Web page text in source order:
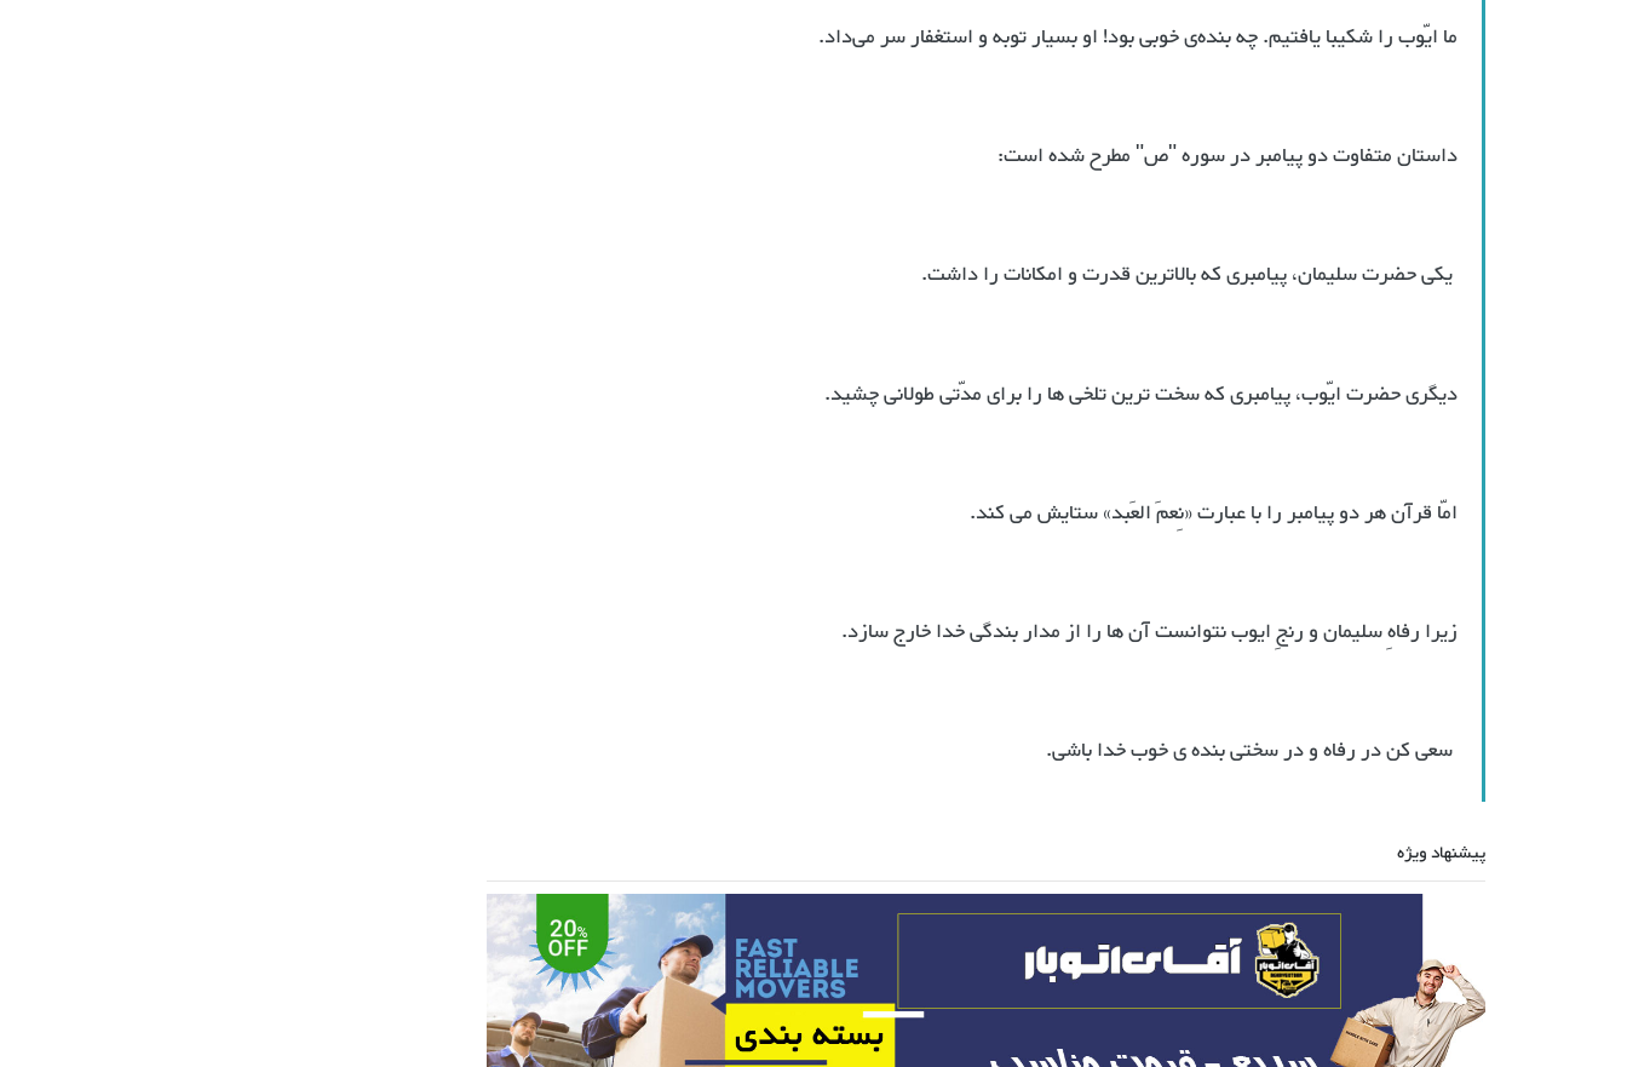
ما ایّوب را شکیبا یافتیم. چه بنده‌ی خوبی بود! او بسیار توبه و استغفار سر می‌داد.
داستان متفاوت دو پيامبر در سوره "ص" مطرح شده است:
يكى حضرت سليمان، پيامبرى كه بالاترين قدرت و امكانات را داشت.
ديگرى حضرت ايّوب، پيامبرى كه سخت ترين تلخى ها را براى مدّتى طولانى چشيد.
امّا قرآن هر دو پيامبر را با عبارت «نِعمَ العَبد» ستايش مى كند.
زيرا رفاهِ سليمان و رنجِ ایوب نتوانست آن ها را از مدار بندگى خدا خارج سازد.
سعی کن در رفاه و در سختی بنده ی خوب خدا باشی.
پیشنهاد ویژه